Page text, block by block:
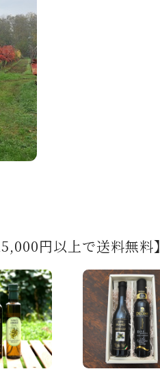
円以上で送料無料】